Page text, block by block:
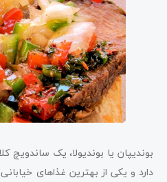
بوندیپان یا بوندیولا، یک
دارد و یکی از بهترین غذاهای